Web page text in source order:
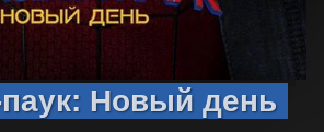
Новый день